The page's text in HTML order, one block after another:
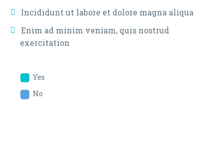
Incididunt ut labore et dolore magna aliqua
Enim ad minim veniam, quis nostrud
exercitation
Yes
No